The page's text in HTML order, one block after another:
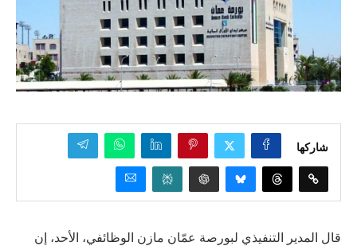
شاركها
قال المدير التنفيذي لبورصة عمّان مازن الوظائفي، الأحد، إن